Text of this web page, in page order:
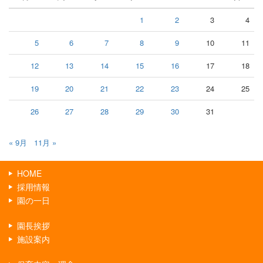
1 2 3 4
5 6 7 8 9 10 11
12 13 14 15 16 17 18
19 20 21 22 23 24 25
26 27 28 29 30 31
« 9月 11月 »
HOME
採用情報
園の一日
園長挨拶
施設案内